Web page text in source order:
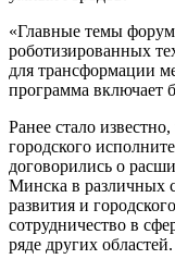
«Главные темы
роботизированных
для трансформации
программа включает
Ранее стало
городского
договорились о
Минска в различных
развития и
сотрудничество в
ряде других областей.